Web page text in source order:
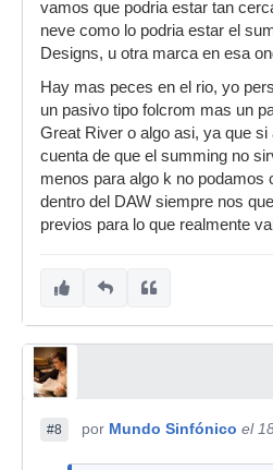
vamos que podria estar tan
neve como lo podria estar el
Designs, u otra marca en esa
Hay mas peces en el rio, yo
un pasivo tipo folcrom mas un
Great River o algo asi, ya que si
cuenta de que el summing no
menos para algo k no podamos
dentro del DAW siempre nos
previos para lo que realmente
#8 por Mundo Sinfónico el